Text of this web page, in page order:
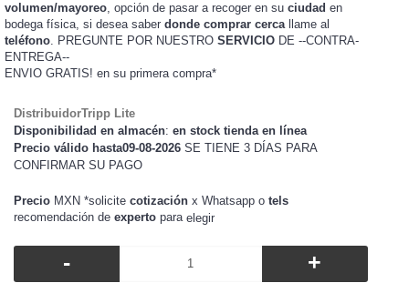
volumen/mayoreo, opción de pasar a recoger en su ciudad en
bodega física, si desea saber donde comprar cercallame al
teléfono. PREGUNTE POR NUESTRO SERVICIO DE --CONTRA-
ENTREGA--
ENVIO GRATIS! en su primera compra*
DistribuidorTripp Lite
Disponibilidad en almacén: en stock tienda en línea
Precio válido hasta09-08-2026 SE TIENE 3 DÍAS PARA
CONFIRMAR SU PAGO
Precio MXN *solicite cotización x Whatsapp o tels
recomendación de experto para elegir
- +